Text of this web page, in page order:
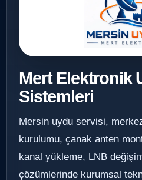
Mert Elektronik
Sistemleri
Mersin uydu servisi,
kurulumu, çanak anten
kanal yükleme, LNB
çözümlerinde kurumsal